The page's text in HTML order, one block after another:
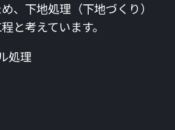
、下地処理（下地づくり）
と考えています。
処理